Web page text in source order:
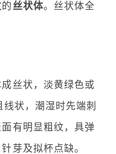
的 丝状体。丝状体全
丝状，淡黄绿色或
状，潮湿时先端刺
有明显粗纹，具弹
芽及拟杯点缺。